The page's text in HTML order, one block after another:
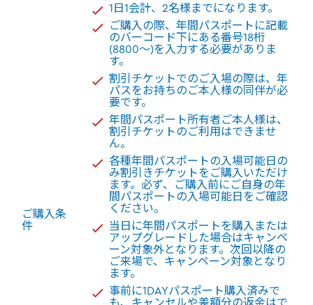
ご購入条
件
1⽇1会計、2名様までになります。
ご購入の際、年間パスポートに記載
のバーコード下にある番号18桁
(8800～)を入力する必要がありま
す。
割引チケットでのご入場の際は、年
パスをお持ちのご本⼈様の同伴が必
要です。
年間パスポート所有者ご本人様は、
割引チケットのご利用はできませ
ん。
各種年間パスポートの⼊場可能⽇の
み割引きチケットをご購⼊いただけ
ます。必ず、ご購⼊前にご⾃⾝の年
間パスポートの⼊場可能⽇をご確認
ください。
当⽇に年間パスポートを購⼊または
アップグレードした場合はキャンペ
ーン対象外となります。次回以降の
ご来場で、キャンペーン対象となり
ます。
事前に1DAYパスポート購⼊済みで
も、キャンセルや差額分の返⾦はで